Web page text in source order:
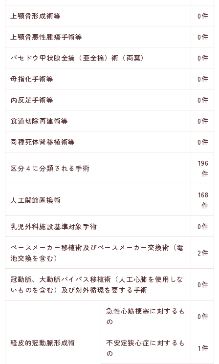
上顎骨形成術等 0件
上顎骨悪性腫瘍手術等 0件
バセドウ甲状腺全摘（亜全摘）術（両葉） 0件
母指化手術等 0件
内反足手術等 0件
食道切除再建術等 0件
同種死体腎移植術等 0件
区分４に分類される手術
196
件
人工関節置換術
168
件
乳児外科施設基準対象手術 0件
ペースメーカー移植術及びペースメーカー交換術（電
池交換を含む）
2件
冠動脈、大動脈バイパス移植術（人工心肺を使用しな
いものを含む）及び対外循環を要する手術
0件
経皮的冠動脈形成術
急性心筋梗塞に対するも
の
0件
不安定狭心症に対するも
の
1件